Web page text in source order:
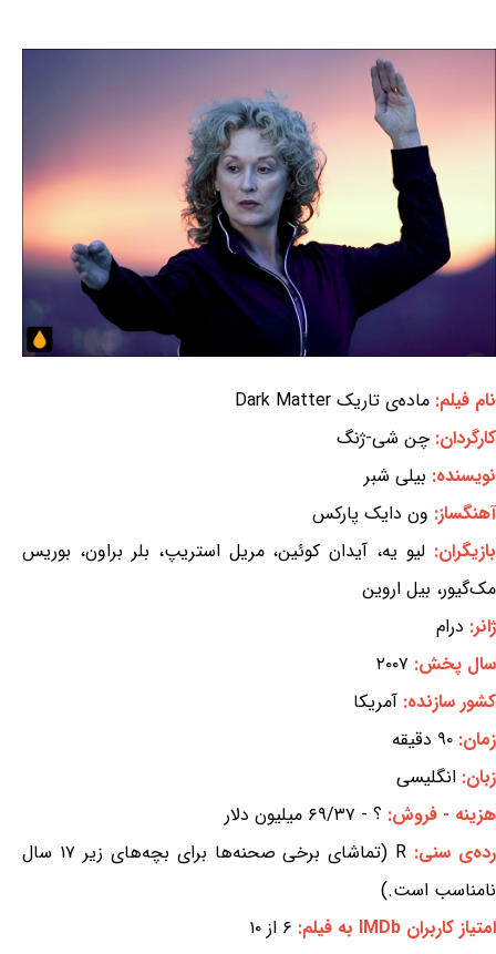
نام فیلم: ماده‌ی تاریک Dark Matter
کارگردان: چن شی-ژنگ
نویسنده: بیلی شبر
آهنگساز: ون دایک پارکس
بازیگران: لیو یه، آیدان کوئین، مریل استریپ، بلر براون، بوریس
مک‌گیور، بیل اروین
ژانر: درام
سال پخش: ۲۰۰۷
کشور سازنده: آمریکا
زمان: ۹۰ دقیقه
زبان: انگلیسی
هزینه - فروش: ؟ - ۶۹/۳۷ میلیون دلار
رده‌ی سنی:
R (تماشای برخی صحنه‌ها برای بچه‌های زیر ۱۷ سال
نامناسب است.)
امتیاز کاربران IMDb به فیلم:
۶ از ۱۰